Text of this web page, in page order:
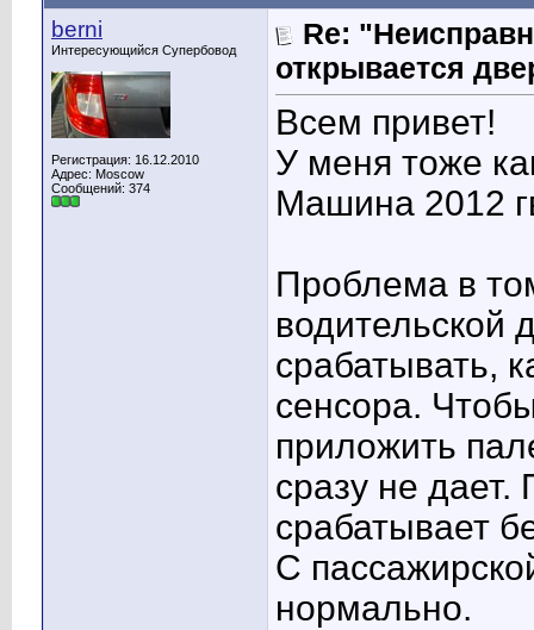
berni
Интересующийся Супербовод
Регистрация: 16.12.2010
Адрес: Moscow
Сообщений: 374
Re:
открывается
Всем привет!
У меня тоже
Машина 2012
Проблема в
водительской
срабатывать,
сенсора.
приложить
сразу не
срабатывает
С
нормально.